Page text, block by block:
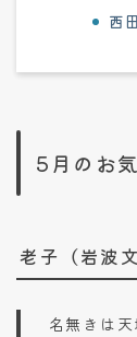
西
5月のお
老子（岩波
名無きは